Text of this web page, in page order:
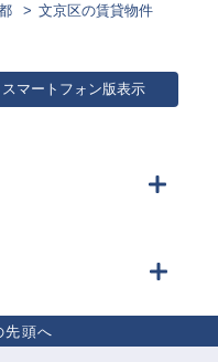
文京区の賃貸物件
スマートフォン版表示
先頭へ